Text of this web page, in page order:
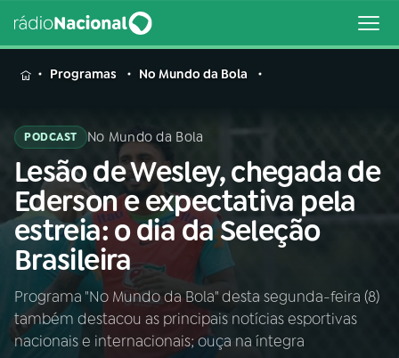
MENU
Buscar
na
Rádio
Nacional
Buscar
AO VIVO
01 INÍCIO
Programas No Mundo da Bola
PODCAST No Mundo da Bola
Lesão de Wesley, chegada de
Ederson e expectativa pela
estreia: o dia da Seleção
Brasileira
Programa "No Mundo da Bola" desta segunda-feira (8)
também destacou as principais notícias esportivas
nacionais e internacionais; ouça na íntegra